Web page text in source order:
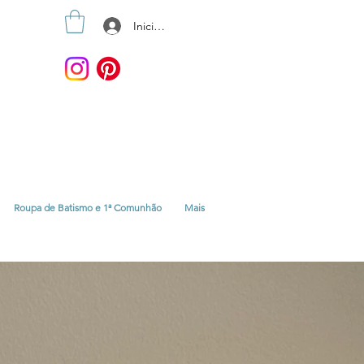
Iniciar sesión
Roupa de Batismo e 1ª Comunhão Mais